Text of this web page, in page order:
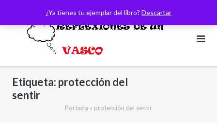
¿Ya tienes tu ejemplar del libro? Descartar
contenido
Etiqueta: protección del
sentir
Portada » protección del sentir